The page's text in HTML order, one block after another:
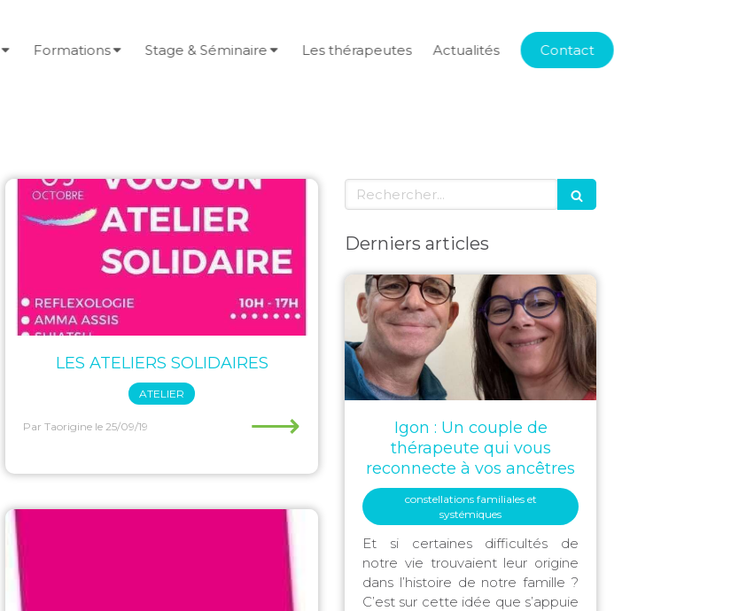
Formations Stage & Séminaire Les thérapeutes Actualités Contact
LES ATELIERS SOLIDAIRES
ATELIER
Par Taorigine le 25/09/19 ⟶
Rechercher
Derniers articles
Igon : Un couple de
thérapeute qui vous
reconnecte à vos ancêtres
constellations familiales et
systémiques
Et si certaines difficultés de
notre vie trouvaient leur origine
dans l’histoire de notre famille ?
C’est sur cette idée que s’appuie